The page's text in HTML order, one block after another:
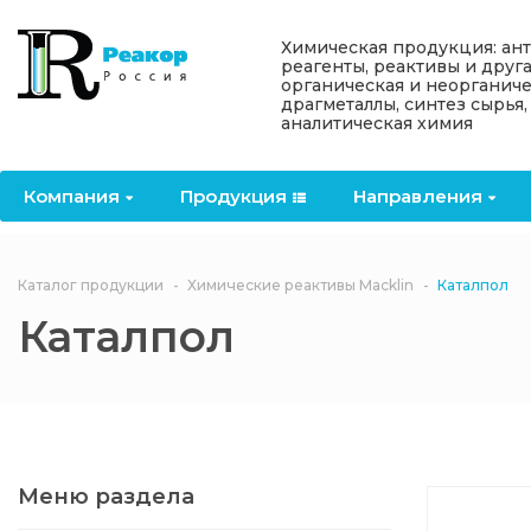
Компания Продукция Направления
Назад
Компания
Лицензии
Документы
Филиалы
Назад
Продукция
OceanСhem
Антипирены
антипирены
3ASenrise
Назад
Направления
Отвердители
Назад
Информация
Акции
Политика
конфиденциальности
Химическая продукция:
реагенты, реактивы и
органическая и
драгметаллы, синтез сырья,
аналитическая химия
Каталог продукции Химические реактивы Macklin Каталпол
Каталпол
Меню раздела